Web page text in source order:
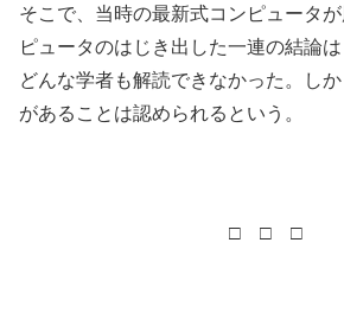
そこで、当時の最新式コンピュータ
ピュータのはじき出した一連の結論は
どんな学者も解読できなかった。し
があることは認められるという。
□ □ □